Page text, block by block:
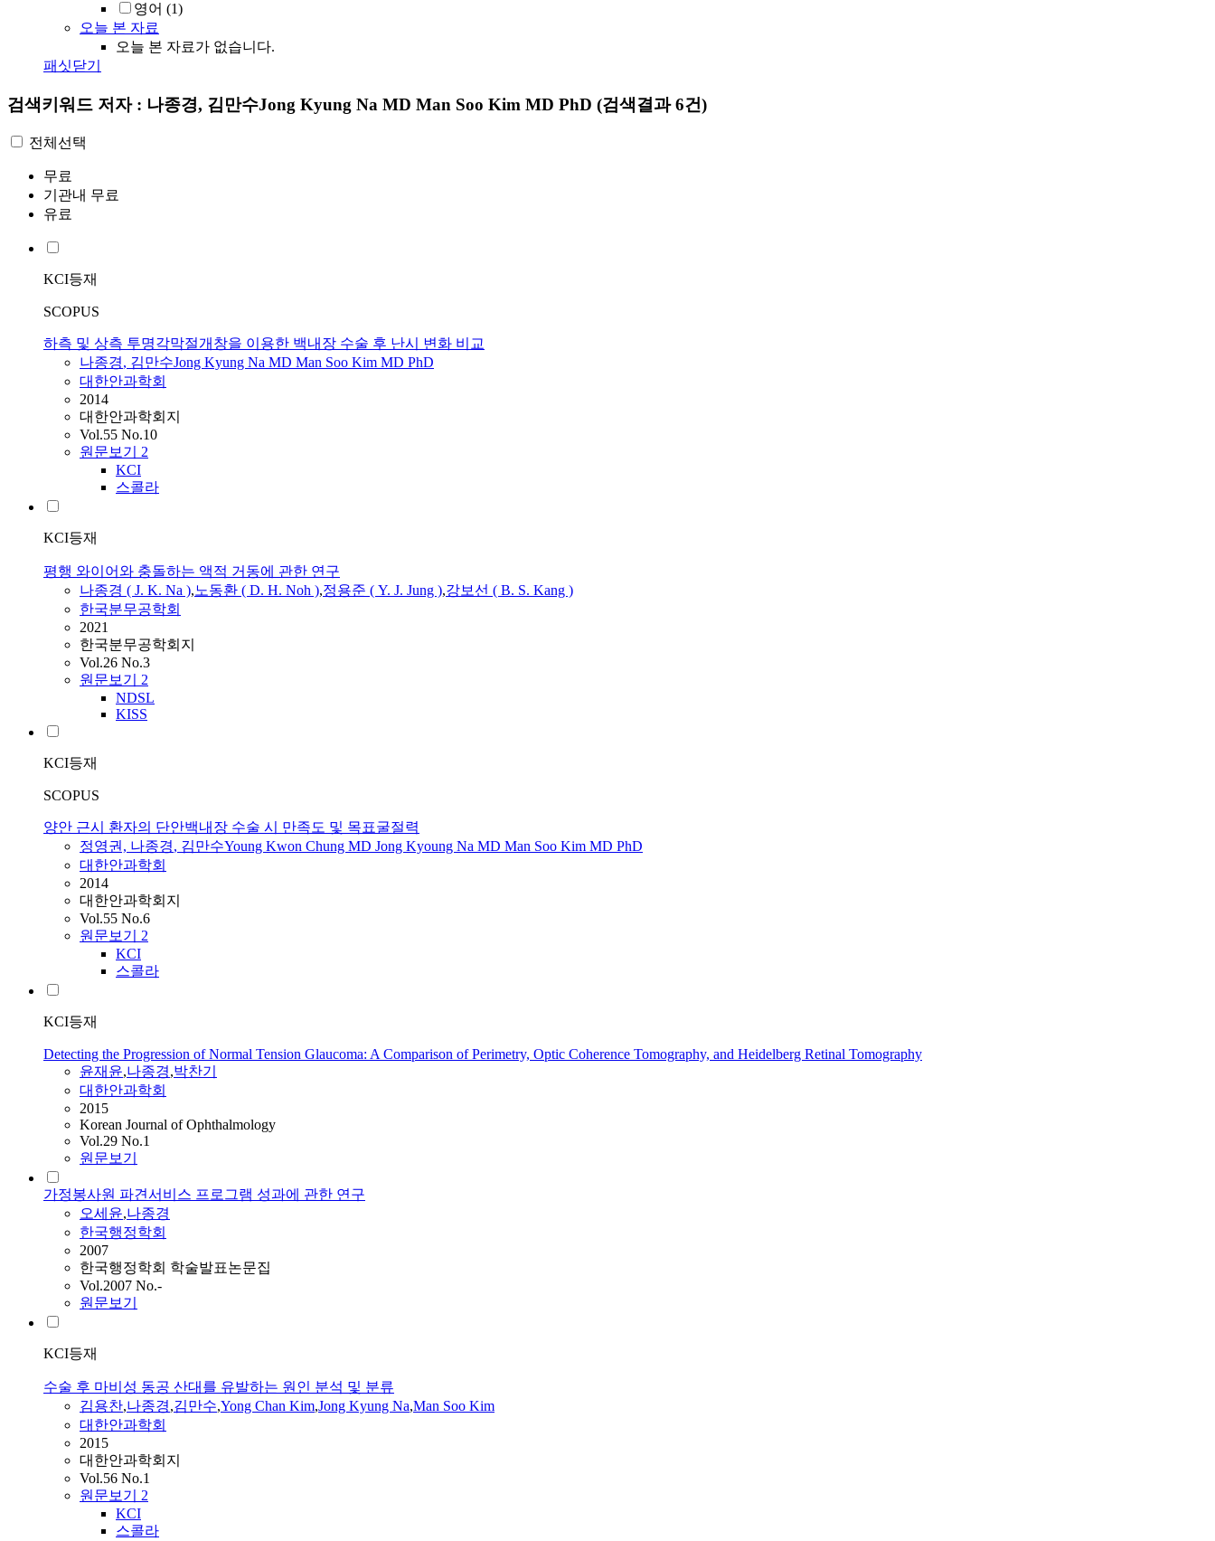
영어 (1)
오늘 본 자료
오늘 본 자료가 없습니다.
패싯닫기
검색키워드 저자 : 나종경, 김만수Jong Kyung Na MD Man Soo Kim MD PhD (검색결과 6건)
전체선택
무료
기관내 무료
유료
KCI등재
SCOPUS
하측 및 상측 투명각막절개창을 이용한 백내장 수술 후 난시 변화 비교
나종경, 김만수Jong Kyung Na MD Man Soo Kim MD PhD
대한안과학회
2014
대한안과학회지
Vol.55 No.10
원문보기 2
KCI
스콜라
KCI등재
평행 와이어와 충돌하는 액적 거동에 관한 연구
나종경 ( J. K. Na ),노동환 ( D. H. Noh ),정용준 ( Y. J. Jung ),강보선 ( B. S. Kang )
한국분무공학회
2021
한국분무공학회지
Vol.26 No.3
원문보기 2
NDSL
KISS
KCI등재
SCOPUS
양안 근시 환자의 단안백내장 수술 시 만족도 및 목표굴절력
정영권, 나종경, 김만수Young Kwon Chung MD Jong Kyoung Na MD Man Soo Kim MD PhD
대한안과학회
2014
대한안과학회지
Vol.55 No.6
원문보기 2
KCI
스콜라
KCI등재
Detecting the Progression of Normal Tension Glaucoma: A Comparison of Perimetry, Optic Coherence Tomography, and Heidelberg Retinal Tomography
윤재윤,나종경,박찬기
대한안과학회
2015
Korean Journal of Ophthalmology
Vol.29 No.1
원문보기
가정봉사원 파견서비스 프로그램 성과에 관한 연구
오세윤,나종경
한국행정학회
2007
한국행정학회 학술발표논문집
Vol.2007 No.-
원문보기
KCI등재
수술 후 마비성 동공 산대를 유발하는 원인 분석 및 분류
김용찬,나종경,김만수,Yong Chan Kim,Jong Kyung Na,Man Soo Kim
대한안과학회
2015
대한안과학회지
Vol.56 No.1
원문보기 2
KCI
스콜라